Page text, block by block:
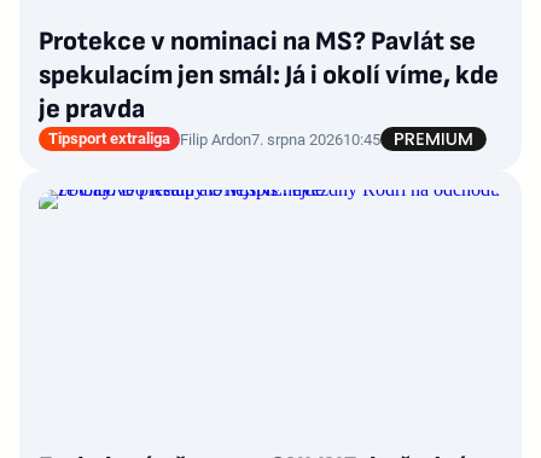
Protekce v nominaci na MS? Pavlát se
spekulacím jen smál: Já i okolí víme, kde
je pravda
Tipsport extraliga Filip Ardon7. srpna 202610:45